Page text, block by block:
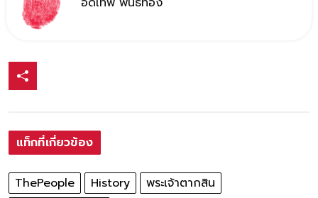
แท็กที่เกี่ยวข้อง
ThePeople History
พระเจ้าตากสิน